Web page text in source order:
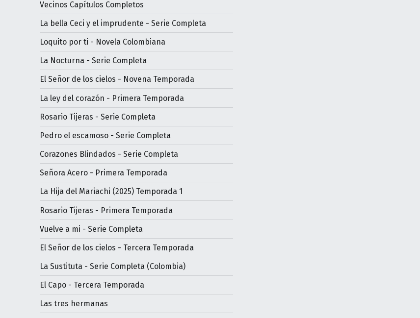
Vecinos Capítulos Completos
La bella Ceci y el imprudente - Serie Completa
Loquito por ti - Novela Colombiana
La Nocturna - Serie Completa
El Señor de los cielos - Novena Temporada
La ley del corazón - Primera Temporada
Rosario Tijeras - Serie Completa
Pedro el escamoso - Serie Completa
Corazones Blindados - Serie Completa
Señora Acero - Primera Temporada
La Hija del Mariachi (2025) Temporada 1
Rosario Tijeras - Primera Temporada
Vuelve a mi - Serie Completa
El Señor de los cielos - Tercera Temporada
La Sustituta - Serie Completa (Colombia)
El Capo - Tercera Temporada
Las tres hermanas